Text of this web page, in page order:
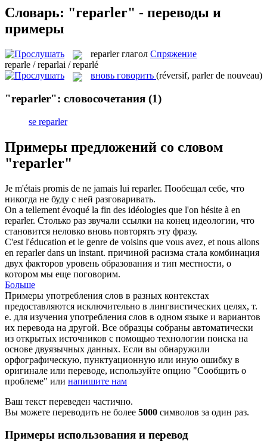
Словарь: "reparler" - переводы и
примеры
reparler глагол Спряжение
reparle / reparlai / reparlé
вновь говорить (réversif, parler de nouveau)
"reparler": словосочетания (1)
se reparler
Примеры предложений со словом
"reparler"
Je m'étais promis de ne jamais lui reparler. Пообещал себе, что
никогда не буду с ней разговаривать.
On a tellement évoqué la fin des idéologies que l'on hésite à en
reparler. Столько раз звучали ссылки на конец идеологии, что
становится неловко вновь повторять эту фразу.
C'est l'éducation et le genre de voisins que vous avez, et nous allons
en reparlerdans un instant. причиной расизма стала комбинация
двух факторов уровень образования и тип местности, о
котором мы еще поговорим.
Больше
Примеры употребления слов в разных контекстах
предоставляются исключительно в лингвистических целях, т.
е. для изучения употребления слов в одном языке и вариантов
их перевода на другой. Все образцы собраны автоматически
из открытых источников с помощью технологии поиска на
основе двуязычных данных. Если вы обнаружили
орфографическую, пунктуационную или иную ошибку в
оригинале или переводе, используйте опцию "Сообщить о
проблеме" или напишите нам
Ваш текст переведен частично.
Вы можете переводить не более 5000 символов за один раз.
Примеры использования и перевод